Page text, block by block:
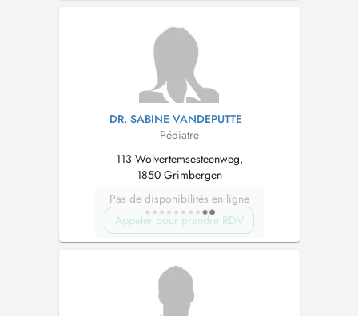
afvalberg kleiner te maken ! Gelieve ook steeds
DR. SABINE VANDEPUTTE
Pédiatre
113 Wolvertemsesteenweg,
1850 Grimbergen
Pas de disponibilités en ligne
Appeler pour prendre RDV